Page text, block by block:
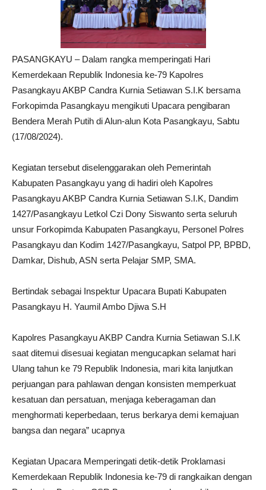
PASANGKAYU – Dalam rangka memperingati Hari
Kemerdekaan Republik Indonesia ke-79 Kapolres
Pasangkayu AKBP Candra Kurnia Setiawan S.I.K bersama
Forkopimda Pasangkayu mengikuti Upacara pengibaran
Bendera Merah Putih di Alun-alun Kota Pasangkayu, Sabtu
(17/08/2024).
Kegiatan tersebut diselenggarakan oleh Pemerintah
Kabupaten Pasangkayu yang di hadiri oleh Kapolres
Pasangkayu AKBP Candra Kurnia Setiawan S.I.K, Dandim
1427/Pasangkayu Letkol Czi Dony Siswanto serta seluruh
unsur Forkopimda Kabupaten Pasangkayu, Personel Polres
Pasangkayu dan Kodim 1427/Pasangkayu, Satpol PP, BPBD,
Damkar, Dishub, ASN serta Pelajar SMP, SMA.
Bertindak sebagai Inspektur Upacara Bupati Kabupaten
Pasangkayu H. Yaumil Ambo Djiwa S.H
Kapolres Pasangkayu AKBP Candra Kurnia Setiawan S.I.K
saat ditemui disesuai kegiatan mengucapkan selamat hari
Ulang tahun ke 79 Republik Indonesia, mari kita lanjutkan
perjuangan para pahlawan dengan konsisten memperkuat
kesatuan dan persatuan, menjaga keberagaman dan
menghormati keperbedaan, terus berkarya demi kemajuan
bangsa dan negara” ucapnya
Kegiatan Upacara Memperingati detik-detik Proklamasi
Kemerdekaan Republik Indonesia ke-79 di rangkaikan dengan